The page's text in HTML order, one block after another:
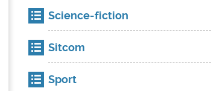
Science-fiction
Sitcom
Sport